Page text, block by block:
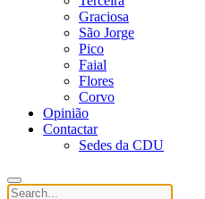
Graciosa
São Jorge
Pico
Faial
Flores
Corvo
Opinião
Contactar
Sedes da CDU